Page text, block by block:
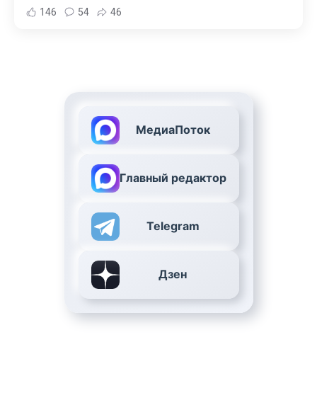
146 54 46
МедиаПоток
Главный редактор
Telegram
Дзен